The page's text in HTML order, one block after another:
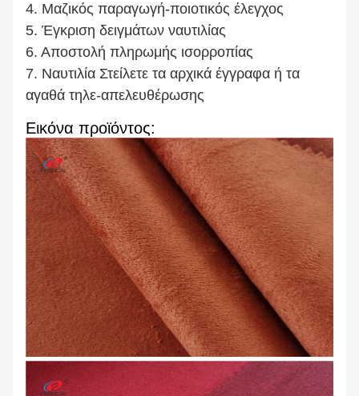
4. Μαζικός παραγωγή-ποιοτικός έλεγχος
5. Έγκριση δειγμάτων ναυτιλίας
6. Αποστολή πληρωμής ισορροπίας
7. Ναυτιλία Στείλετε τα αρχικά έγγραφα ή τα
αγαθά τηλε-απελευθέρωσης
Εικόνα προϊόντος: